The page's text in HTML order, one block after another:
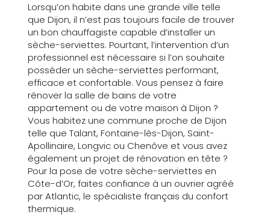
Lorsqu’on habite dans une grande ville telle
que Dijon, il n’est pas toujours facile de trouver
un bon chauffagiste capable d’installer un
sèche-serviettes. Pourtant, l’intervention d’un
professionnel est nécessaire si l’on souhaite
posséder un sèche-serviettes performant,
efficace et confortable. Vous pensez à faire
rénover la salle de bains de votre
appartement ou de votre maison à Dijon ?
Vous habitez une commune proche de Dijon
telle que Talant, Fontaine-lès-Dijon, Saint-
Apollinaire, Longvic ou Chenôve et vous avez
également un projet de rénovation en tête ?
Pour la pose de votre sèche-serviettes en
Côte-d’Or, faites confiance à un ouvrier agréé
par Atlantic, le spécialiste français du confort
thermique.